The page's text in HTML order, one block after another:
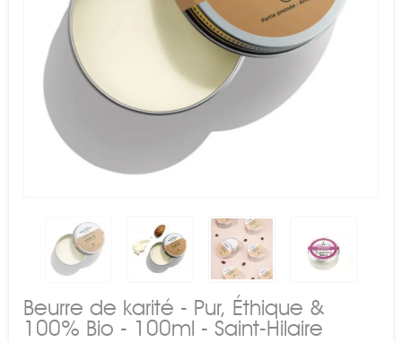
Beurre de karité - Pur, Éthique &
100% Bio - 100ml - Saint-Hilaire